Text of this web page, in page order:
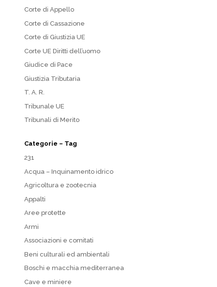
Corte di Appello
Corte di Cassazione
Corte di Giustizia UE
Corte UE Diritti dell’uomo
Giudice di Pace
Giustizia Tributaria
T. A. R.
Tribunale UE
Tribunali di Merito
Categorie – Tag
231
Acqua – Inquinamento idrico
Agricoltura e zootecnia
Appalti
Aree protette
Armi
Associazioni e comitati
Beni culturali ed ambientali
Boschi e macchia mediterranea
Cave e miniere